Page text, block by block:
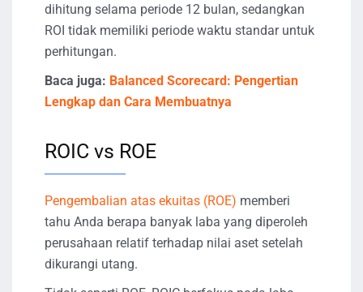
dihitung selama periode 12 bulan, sedangkan
ROI tidak memiliki periode waktu standar untuk
perhitungan.
Baca juga: Balanced Scorecard: Pengertian
Lengkap dan Cara Membuatnya
ROIC vs ROE
Pengembalian atas ekuitas (ROE) memberi
tahu Anda berapa banyak laba yang diperoleh
perusahaan relatif terhadap nilai aset setelah
dikurangi utang.